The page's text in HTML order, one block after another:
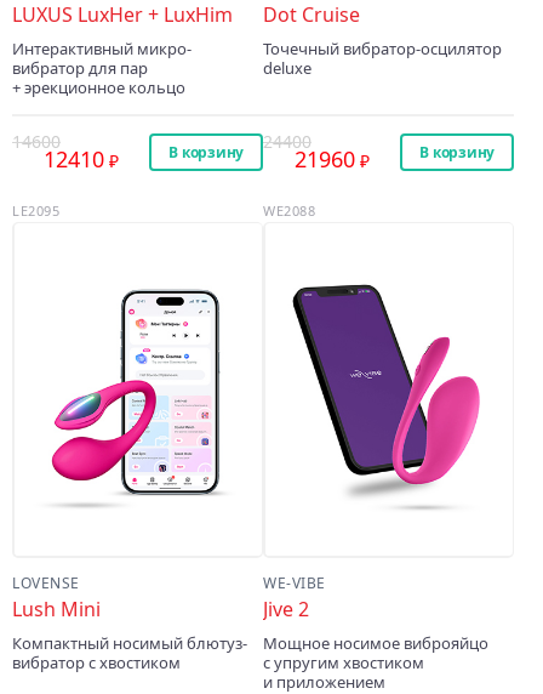
LUXUS LuxHer + LuxHim
Интерактивный микро-
вибратор для пар
+ эрекционное кольцо
14600
12410 В корзину
Dot Cruise
Точечный вибратор-осцилятор
deluxe
24400
21960 В корзину
LOVENSE
Lush Mini
Компактный носимый блютуз-
вибратор с хвостиком
LE2095
WE-VIBE
Jive 2
Мощное носимое виброяйцо
с упругим хвостиком
и приложением
WE2088